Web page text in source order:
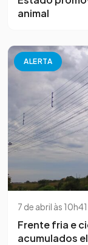
animal
ALERTA
7 de abril às 10h41
Frente fria e
acumulados